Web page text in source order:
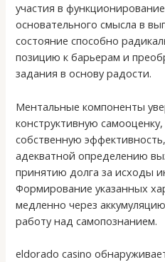
участия в
основательного смысла в
состояние способно
позицию к барьерам и
задания в основу радости.
Ментальные компоненты
конструктивную
собственную
адекватной определению
принятию долга за исходы
Формирование указанных
медленно через
работу над самопознанием.
eldorado casino